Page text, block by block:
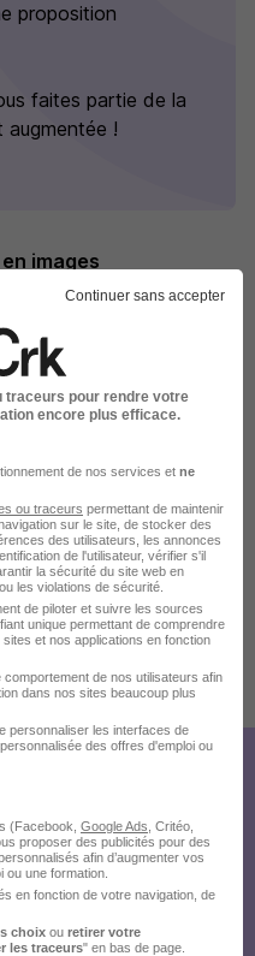
proposition
faites partie de la
augmentée !
images
5467
!
Continuer sans accepter
traceurs pour rendre votre
encore plus efficace.
de nos services et ne
ou traceurs permettant de maintenir
sur le site, de stocker des
des utilisateurs, les annonces
de l'utilisateur, vérifier s'il
la sécurité du site web en
les violations de sécurité.
de piloter et suivre les sources
unique permettant de comprendre
et nos applications en fonction
comportement de nos utilisateurs afin
dans nos sites beaucoup plus
personnaliser les interfaces de
des offres d'emploi ou
(Facebook, Google Ads , Critéo,
proposer des publicités pour des
afin d’augmenter vos
ou une formation.
en fonction de votre navigation, de
choix ou retirer votre
les traceurs" en bas de page.